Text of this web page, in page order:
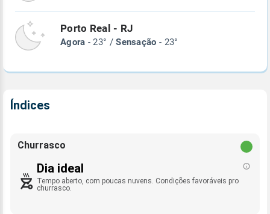
Porto Real - RJ
Agora - 23° /Sensação - 23°
Índices
Churrasco
Dia ideal
Tempo aberto, com poucas nuvens. Condições favoráveis pro
churrasco.